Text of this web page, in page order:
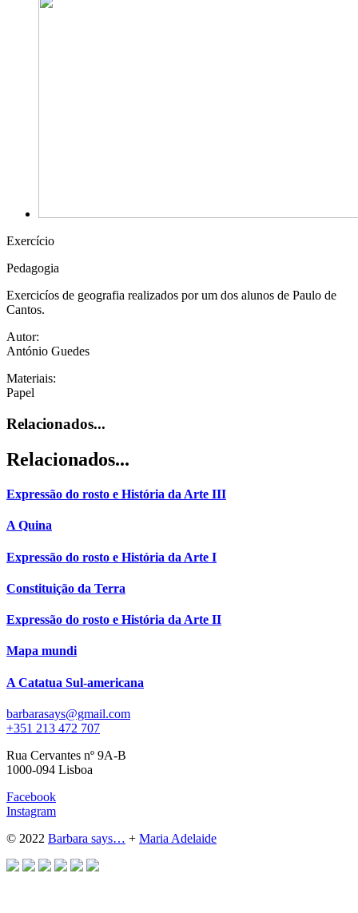
Exercício
Pedagogia
Exercicíos de geografia realizados por um dos alunos de Paulo de
Cantos.
Autor:
António Guedes
Materiais:
Papel
Relacionados...
Relacionados...
Expressão do rosto e História da Arte III
A Quina
Expressão do rosto e História da Arte I
Constituição da Terra
Expressão do rosto e História da Arte II
Mapa mundi
A Catatua Sul-americana
barbarasays@gmail.com
+351 213 472 707
Rua Cervantes nº 9A-B
1000-094 Lisboa
Facebook
Instagram
© 2022 Barbara says… + Maria Adelaide